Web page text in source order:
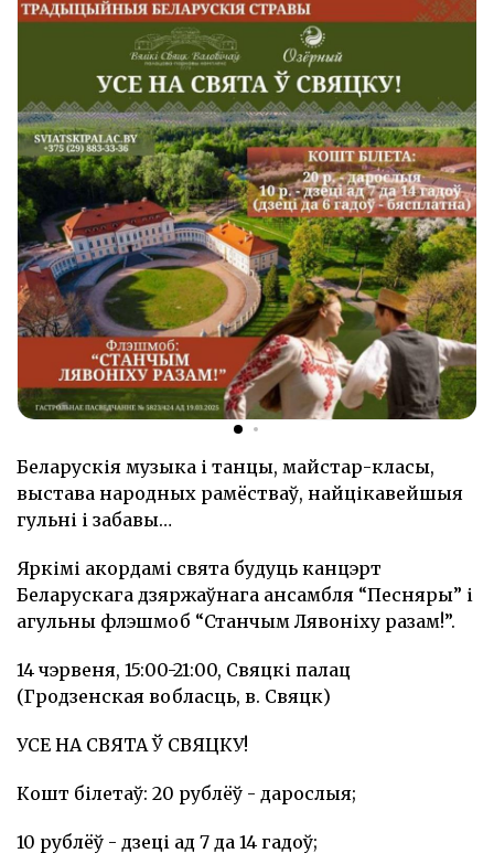
Беларускія музыка і танцы, майстар-класы,
выстава народных рамёстваў, найцікавейшыя
гульні і забавы…
Яркімі акордамі свята будуць канцэрт
Беларускага дзяржаўнага ансамбля “Песняры” і
агульны флэшмоб “Станчым Лявоніху разам!”.
14 чэрвеня, 15:00-21:00, Свяцкі палац
(Гродзенская вобласць, в. Свяцк)
УСЕ НА СВЯТА Ў СВЯЦКУ!
Кошт білетаў: 20 рублёў - дарослыя;
10 рублёў - дзеці ад 7 да 14 гадоў;